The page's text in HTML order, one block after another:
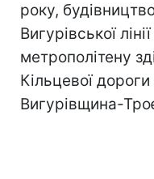
року,
Вигурівської
метрополітену
Кільцевої
Вигурівщина-